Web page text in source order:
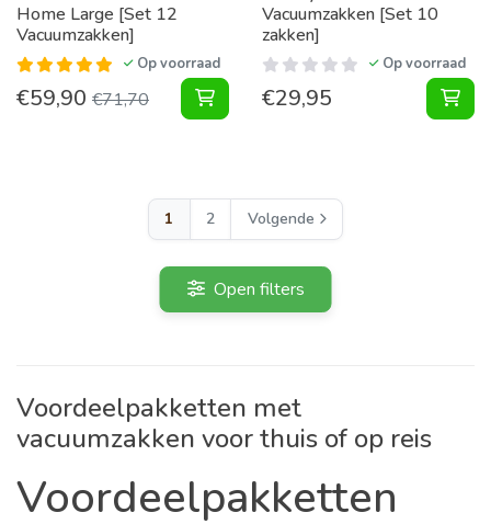
Home Large [Set 12
Vacuumzakken]
Op voorraad
€59,90 €71,70 Pakket Vacuumzakken Home
Vacuumzakken [Set 10
zakken]
Op voorraad
€29,95
1 2 Volgende
Open filters
Voordeelpakketten met
vacuumzakken voor thuis of op reis
Voordeelpakketten